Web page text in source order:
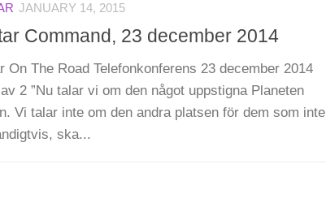
JANUARY 14, 2015
Command, 23 december 2014
On The Road Telefonkonferens 23 december 2014
2 ”Nu talar vi om den något uppstigna Planeten
Vi talar inte om den andra platsen för dem som inte
ska...